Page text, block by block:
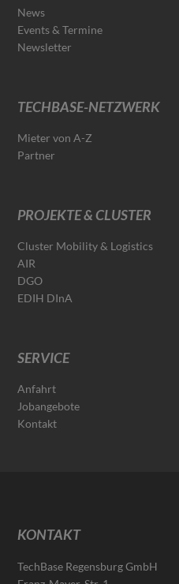
News
Events & Termine
Newsletter
TECHBASE-NETZWERK
Mieter von A-Z
Partner
PROJEKTE & CLUSTER
Cluster Mobility & Logistics
AIR
DGO
EDIH DInA
SERVICE
Anfahrt
Jobangebote
Kontakt
KONTAKT
TechBase Regensburg GmbH